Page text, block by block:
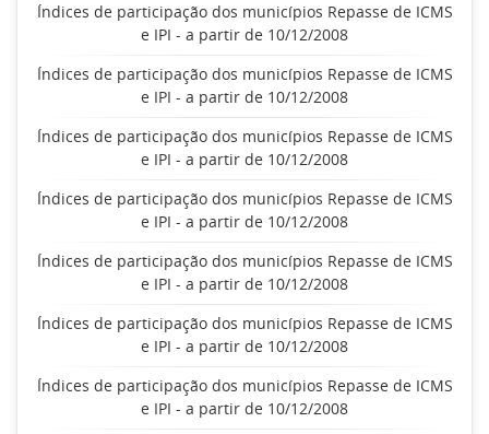
Índices de participação dos municípios Repasse de ICMS
e IPI - a partir de 10/12/2008
Índices de participação dos municípios Repasse de ICMS
e IPI - a partir de 10/12/2008
Índices de participação dos municípios Repasse de ICMS
e IPI - a partir de 10/12/2008
Índices de participação dos municípios Repasse de ICMS
e IPI - a partir de 10/12/2008
Índices de participação dos municípios Repasse de ICMS
e IPI - a partir de 10/12/2008
Índices de participação dos municípios Repasse de ICMS
e IPI - a partir de 10/12/2008
Índices de participação dos municípios Repasse de ICMS
e IPI - a partir de 10/12/2008